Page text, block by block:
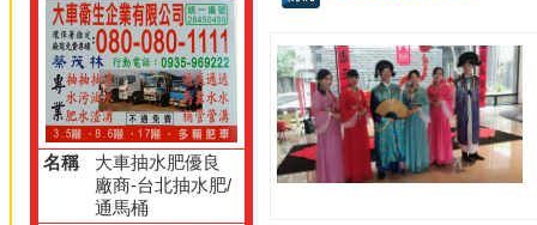
名稱
大車抽水肥優良
廠商-台北抽水肥/
通馬桶